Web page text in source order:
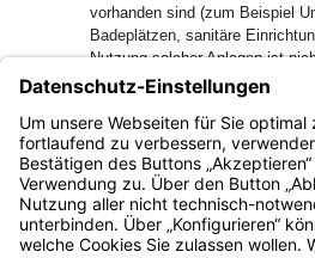
vorhanden sind (zum Beispiel
Badeplätzen, sanitäre
Nutzung solcher Anlagen ist
Betretungsrechts nach Art. 27
jedem Fall ist jedoch die
zu prüfen, wobei insbesondere
beachten sind.
Bayern.de